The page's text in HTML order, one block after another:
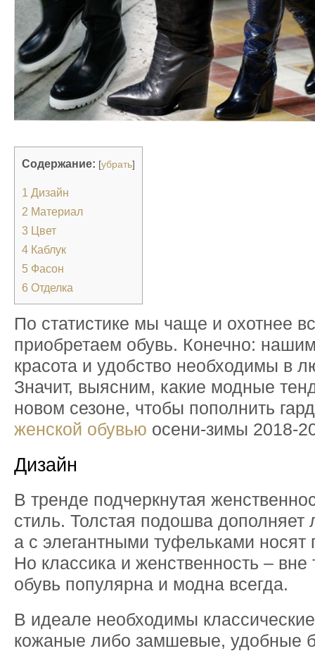
Содержание: [убрать]
1 Дизайн
2 Материал
3 Цвет
4 Каблук
5 Фасон
6 Отделка
По статистике мы чаще и охотнее
приобретаем обувь. Конечно:
красота и удобство необходимы в
Значит, выясним, какие модные
новом сезоне, чтобы пополнить
женской обувью осени-зимы 2018-
Дизайн
В тренде подчеркнутая
стиль. Толстая подошва дополняет
а с элегантными туфельками носят
Но классика и женственность – вне
обувь популярна и модна всегда.
В идеале необходимы
кожаные либо замшевые, удобные